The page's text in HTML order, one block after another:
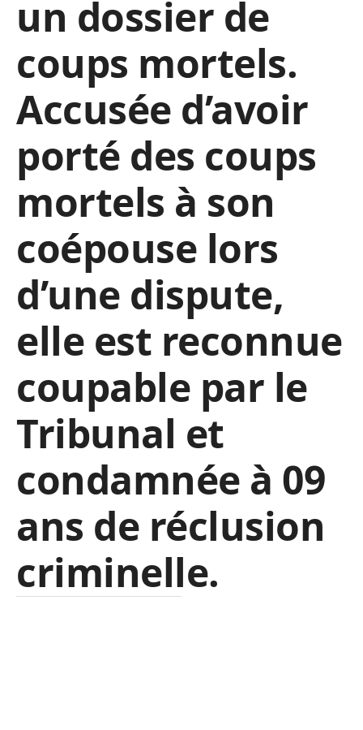
un dossier de
coups mortels.
Accusée d’avoir
porté des coups
mortels à son
coépouse lors
d’une dispute,
elle est reconnue
coupable par le
Tribunal et
condamnée à 09
ans de réclusion
criminelle.